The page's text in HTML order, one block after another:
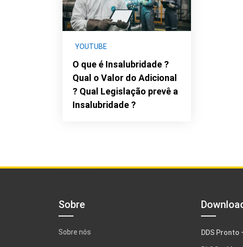
YOUTUBE
O que é Insalubridade ?
Qual o Valor do Adicional
? Qual Legislação prevê a
Insalubridade ?
Sobre
Sobre nós DDS Pronto